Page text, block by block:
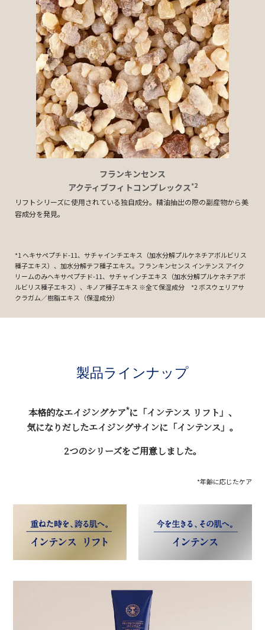
フランキンセンス
アクティブフィトコンプレックス*2
リフトシリーズに使用されている独自成分。精油抽出の際の副産物から美
容成分を発見。
*1 ヘキサペプチド-11、サチャインチエキス（加水分解プルケネチアボルビリス
種子エキス）、加水分解テフ種子エキス。フランキンセンス インテンス アイク
リームのみヘキサペプチド-11、サチャインチエキス（加水分解プルケネチアボ
ルビリス種子エキス）、キノア種子エキス ※全て保湿成分 *2 ボスウェリアサ
クラガム／樹脂エキス（保湿成分）
製品ラインナップ
本格的なエイジングケア*に「インテンス リフト」、
気になりだしたエイジングサインに「インテンス」。
2つのシリーズをご用意しました。
*年齢に応じたケア